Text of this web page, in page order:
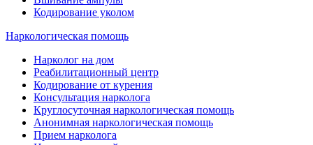
Кодирование уколом
Наркологическая помощь
Нарколог на дом
Реабилитационный центр
Кодирование от курения
Консультация нарколога
Круглосуточная наркологическая помощь
Анонимная наркологическая помощь
Прием нарколога